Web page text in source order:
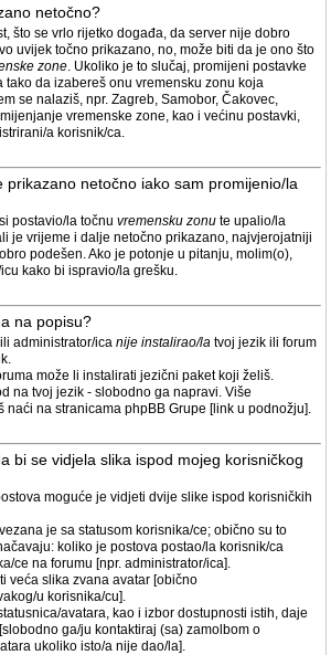
netočno?
što se vrlo rijetko događa, da server nije dobro
uvijek točno prikazano, no, može biti da je ono što
zone. Ukoliko je to slučaj, promijeni postavke
tako da izabereš onu vremensku zonu koja
se nalaziš, npr. Zagreb, Samobor, Čakovec,
vremenske zone, kao i većinu postavki,
a korisnik/ca.
prikazano netočno iako sam promijenio/la
postavio/la točnu vremensku zonu te upalio/la
je vrijeme i dalje netočno prikazano, najvjerojatniji
podešen. Ako je potonje u pitanju, molim(o),
kako bi ispravio/la grešku.
na popisu?
administrator/ica nije instalirao/la tvoj jezik ili forum
može li instalirati jezični paket koji želiš.
na tvoj jezik - slobodno ga napravi. Više
naći na stranicama phpBB Grupe [link u podnožju].
bi se vidjela slika ispod mojeg korisničkog
moguće je vidjeti dvije slike ispod korisničkih
je sa statusom korisnika/ce; obično su to
koliko je postova postao/la korisnik/ca
ce na forumu [npr. administrator/ica].
veća slika zvana avatar [obično
u korisnika/cu].
avatara, kao i izbor dostupnosti istih, daje
ga/ju kontaktiraj (sa) zamolbom o
ukoliko isto/a nije dao/la].